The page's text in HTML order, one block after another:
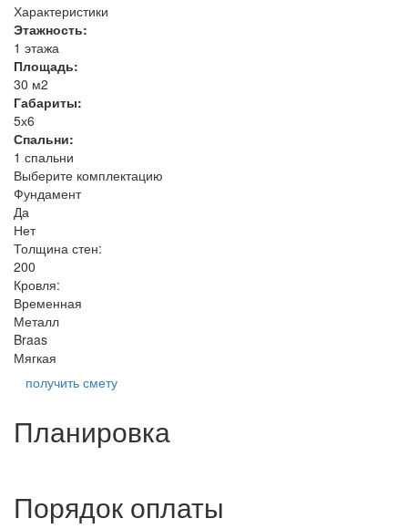
Характеристики
Этажность:
1 этажа
Площадь:
30 м2
Габариты:
5х6
Спальни:
1 спальни
Выберите комплектацию
Фундамент
Да
Нет
Толщина стен:
200
Кровля:
Временная
Металл
Braas
Мягкая
получить смету
Планировка
Порядок оплаты